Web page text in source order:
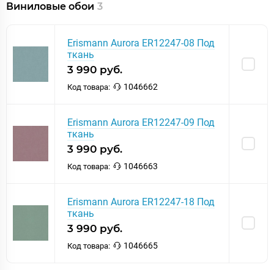
Виниловые обои 3
Erismann Aurora ER12247-08 Под
ткань
3 990 руб.
Код товара: 1046662
Erismann Aurora ER12247-09 Под
ткань
3 990 руб.
Код товара: 1046663
Erismann Aurora ER12247-18 Под
ткань
3 990 руб.
Код товара: 1046665